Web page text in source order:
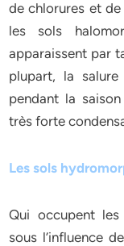
de chlorures et
les sols
apparaissent par
plupart, la
pendant la
très forte
Les sols
Qui occupent
sous l’influence